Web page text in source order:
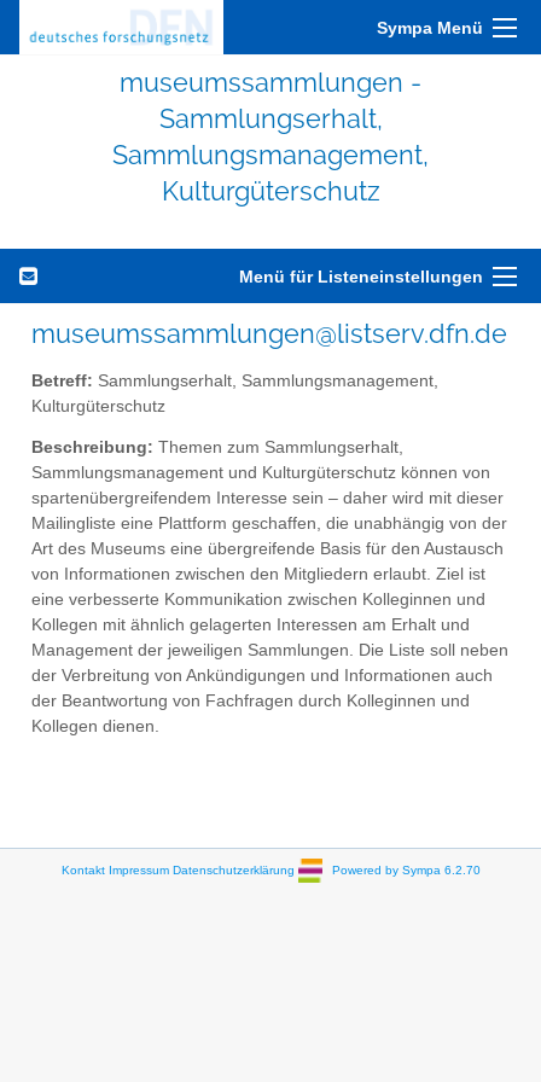
Sympa Menü
museumssammlungen -
Sammlungserhalt,
Sammlungsmanagement,
Kulturgüterschutz
Menü für Listeneinstellungen
museumssammlungen@listserv.dfn.de
Betreff: Sammlungserhalt, Sammlungsmanagement,
Kulturgüterschutz
Beschreibung: Themen zum Sammlungserhalt,
Sammlungsmanagement und Kulturgüterschutz können von
spartenübergreifendem Interesse sein – daher wird mit dieser
Mailingliste eine Plattform geschaffen, die unabhängig von der
Art des Museums eine übergreifende Basis für den Austausch
von Informationen zwischen den Mitgliedern erlaubt. Ziel ist
eine verbesserte Kommunikation zwischen Kolleginnen und
Kollegen mit ähnlich gelagerten Interessen am Erhalt und
Management der jeweiligen Sammlungen. Die Liste soll neben
der Verbreitung von Ankündigungen und Informationen auch
der Beantwortung von Fachfragen durch Kolleginnen und
Kollegen dienen.
Kontakt Impressum Datenschutzerklärung Powered by Sympa 6.2.70